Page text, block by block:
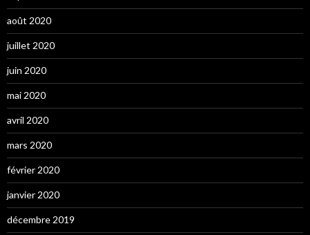
août 2020
juillet 2020
juin 2020
mai 2020
avril 2020
mars 2020
février 2020
janvier 2020
décembre 2019